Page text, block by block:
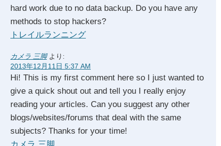
hard work due to no data backup. Do you have any
methods to stop hackers?
トレイルランニング
カメラ 三脚 より:
2013年12月11日 5:37 AM
Hi! This is my first comment here so I just wanted to
give a quick shout out and tell you I really enjoy
reading your articles. Can you suggest any other
blogs/websites/forums that deal with the same
subjects? Thanks for your time!